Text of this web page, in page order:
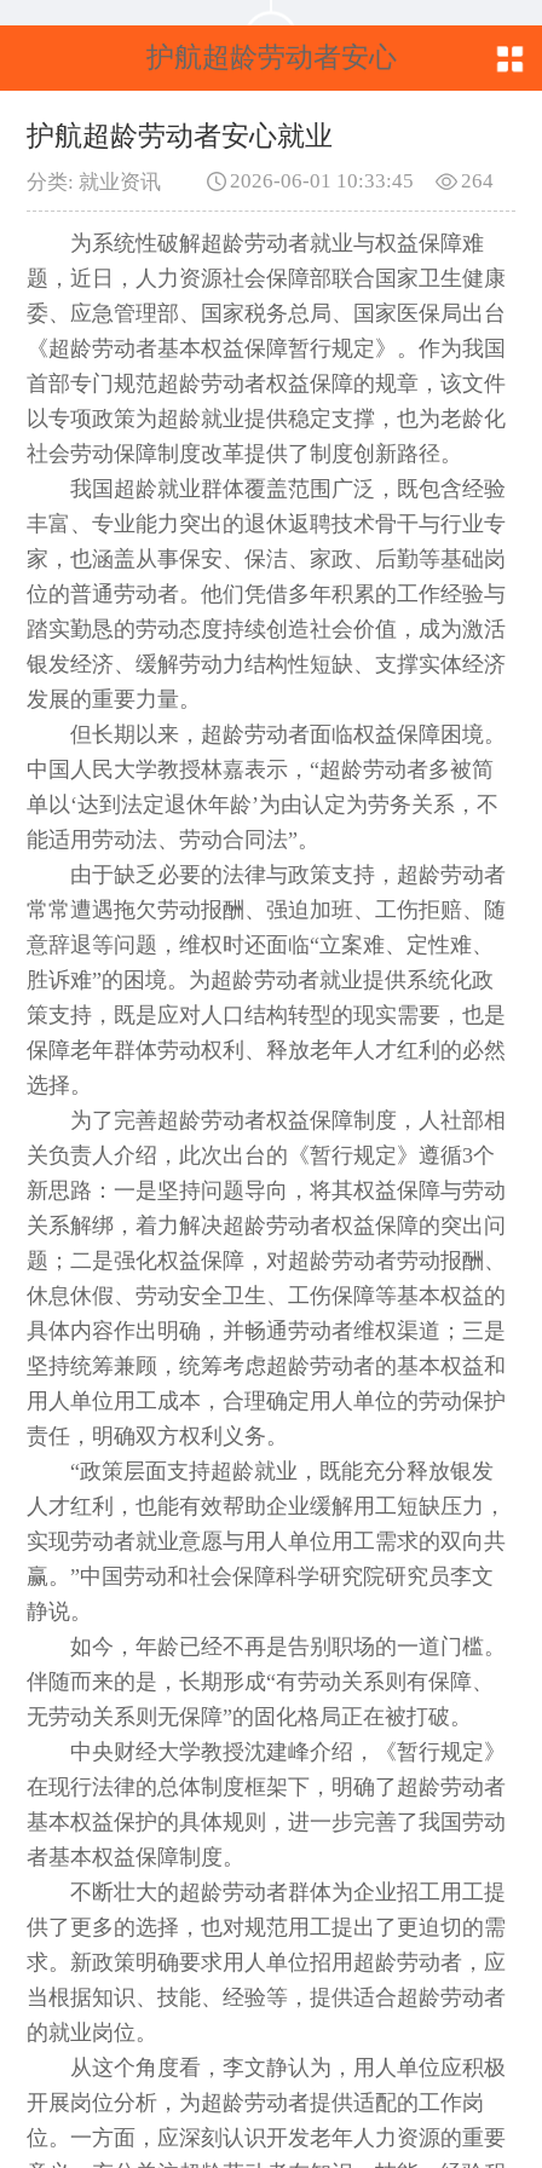
护航超龄劳动者安心
就业
护航超龄劳动者安心就业
分类: 就业资讯 264
2026-06-01 10:33:45
为系统性破解超龄劳动者就业与权益保障难
题，近日，人力资源社会保障部联合国家卫生健康
委、应急管理部、国家税务总局、国家医保局出台
《超龄劳动者基本权益保障暂行规定》。作为我国
首部专门规范超龄劳动者权益保障的规章，该文件
以专项政策为超龄就业提供稳定支撑，也为老龄化
社会劳动保障制度改革提供了制度创新路径。
我国超龄就业群体覆盖范围广泛，既包含经验
丰富、专业能力突出的退休返聘技术骨干与行业专
家，也涵盖从事保安、保洁、家政、后勤等基础岗
位的普通劳动者。他们凭借多年积累的工作经验与
踏实勤恳的劳动态度持续创造社会价值，成为激活
银发经济、缓解劳动力结构性短缺、支撑实体经济
发展的重要力量。
但长期以来，超龄劳动者面临权益保障困境。
中国人民大学教授林嘉表示，“超龄劳动者多被简
单以‘达到法定退休年龄’为由认定为劳务关系，不
能适用劳动法、劳动合同法”。
由于缺乏必要的法律与政策支持，超龄劳动者
常常遭遇拖欠劳动报酬、强迫加班、工伤拒赔、随
意辞退等问题，维权时还面临“立案难、定性难、
胜诉难”的困境。为超龄劳动者就业提供系统化政
策支持，既是应对人口结构转型的现实需要，也是
保障老年群体劳动权利、释放老年人才红利的必然
选择。
为了完善超龄劳动者权益保障制度，人社部相
关负责人介绍，此次出台的《暂行规定》遵循3个
新思路：一是坚持问题导向，将其权益保障与劳动
关系解绑，着力解决超龄劳动者权益保障的突出问
题；二是强化权益保障，对超龄劳动者劳动报酬、
休息休假、劳动安全卫生、工伤保障等基本权益的
具体内容作出明确，并畅通劳动者维权渠道；三是
坚持统筹兼顾，统筹考虑超龄劳动者的基本权益和
用人单位用工成本，合理确定用人单位的劳动保护
责任，明确双方权利义务。
“政策层面支持超龄就业，既能充分释放银发
人才红利，也能有效帮助企业缓解用工短缺压力，
实现劳动者就业意愿与用人单位用工需求的双向共
赢。”中国劳动和社会保障科学研究院研究员李文
静说。
如今，年龄已经不再是告别职场的一道门槛。
伴随而来的是，长期形成“有劳动关系则有保障、
无劳动关系则无保障”的固化格局正在被打破。
中央财经大学教授沈建峰介绍，《暂行规定》
在现行法律的总体制度框架下，明确了超龄劳动者
基本权益保护的具体规则，进一步完善了我国劳动
者基本权益保障制度。
不断壮大的超龄劳动者群体为企业招工用工提
供了更多的选择，也对规范用工提出了更迫切的需
求。新政策明确要求用人单位招用超龄劳动者，应
当根据知识、技能、经验等，提供适合超龄劳动者
的就业岗位。
从这个角度看，李文静认为，用人单位应积极
开展岗位分析，为超龄劳动者提供适配的工作岗
位。一方面，应深刻认识开发老年人力资源的重要